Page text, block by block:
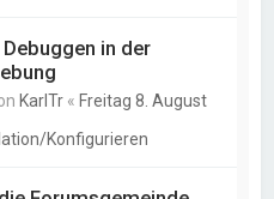
in der
KarlTr « Freitag 8. August
Konfigurieren